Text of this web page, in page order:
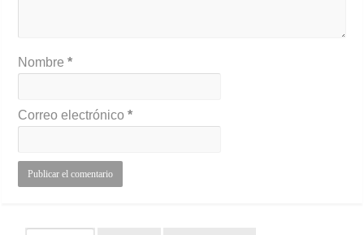
Nombre*
Correo electrónico*